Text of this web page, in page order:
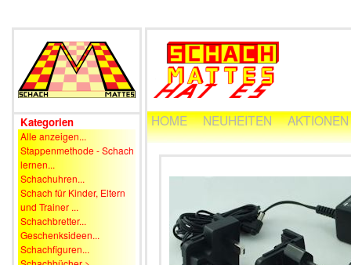
Kategorien
Alle anzeigen...
Stappenmethode - Schach
lernen...
Schachuhren...
Schach für Kinder, Eltern
und Trainer ...
Schachbretter...
Geschenksideen...
Schachfiguren...
HOME NEUHEITEN AKTIONEN